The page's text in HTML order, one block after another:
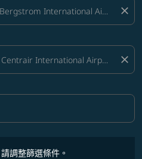
close
close
調整篩選條件。